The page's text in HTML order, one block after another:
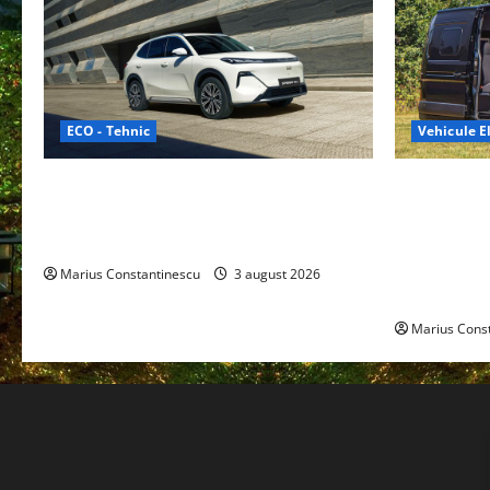
ECO - Tehnic
Marius Constantinescu 3 august 2026
Vehicule
Marius